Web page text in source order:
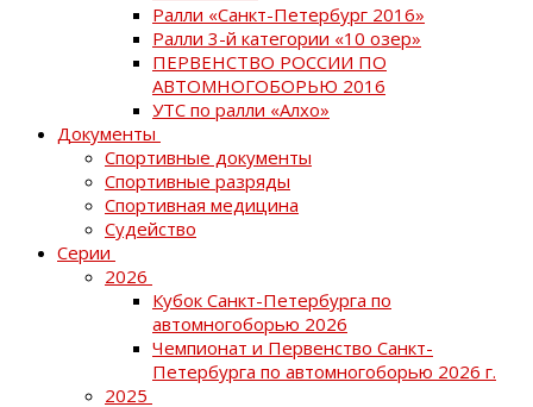
Ралли «Санкт-Петербург 2016»
Ралли 3-й категории «10 озер»
ПЕРВЕНСТВО РОССИИ ПО
АВТОМНОГОБОРЬЮ 2016
УТС по ралли «Алхо»
Документы
Спортивные документы
Спортивные разряды
Спортивная медицина
Судейство
Серии
2026
Кубок Санкт-Петербурга по
автомногоборью 2026
Чемпионат и Первенство Санкт-
Петербурга по автомногоборью 2026 г.
2025